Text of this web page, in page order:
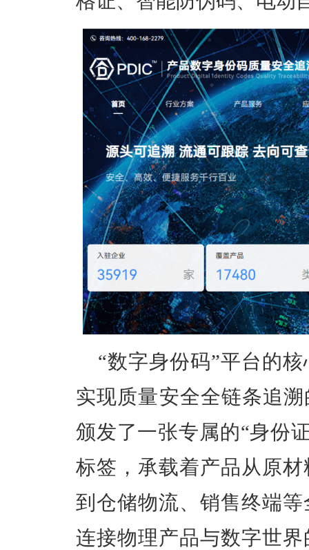
“数字身份码”平台的
实现质量安全全链条追
颁发了一张专属的“身份
标签，承载着产品从原
到仓储物流、销售终端
连接物理产品与数字世